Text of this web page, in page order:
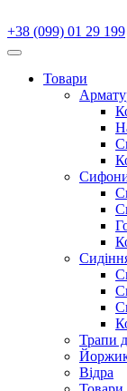
+38 (099) 01 29 199
Товари
Трапи
Відра